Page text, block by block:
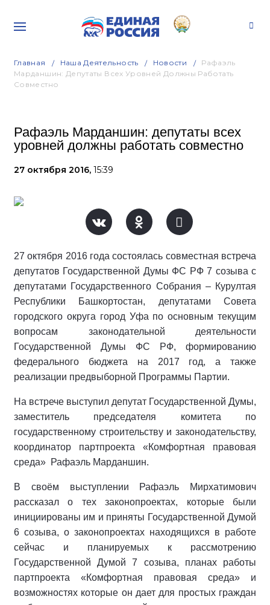
Главная Наша Деятельность Новости
Рафаэль
Марданшин: Депутаты Всех Уровней Должны Работать
Совместно
Рафаэль Марданшин: депутаты всех
уровней должны работать совместно
27 октября 2016, 15:39
27 октября 2016 года состоялась совместная встреча
депутатов Государственной Думы ФС РФ 7 созыва с
депутатами Государственного Собрания – Курултая
Республики Башкортостан, депутатами Совета
городского округа город Уфа по основным текущим
вопросам законодательной деятельности
Государственной Думы ФС РФ, формированию
федерального бюджета на 2017 год, а также
реализации предвыборной Программы Партии.
На встрече выступил депутат Государственной Думы,
заместитель председателя комитета по
государственному строительству и законодательству,
координатор партпроекта «Комфортная правовая
среда» Рафаэль Марданшин.
В своём выступлении Рафаэль Мирхатимович
рассказал о тех законопроектах, которые были
инициированы им и приняты Государственной Думой
6 созыва, о законопроектах находящихся в работе
сейчас и планируемых к рассмотрению
Государственной Думой 7 созыва, планах работы
партпроекта «Комфортная правовая среда» и
возможностях которые он дает для простых граждан